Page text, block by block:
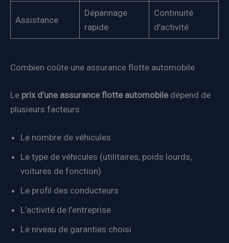
Assistance
Dépannage
rapide
Continuité
d’activité
Combien coûte une assurance flotte automobile
Le prix d’une assurance flotte automobiledépend de
plusieurs facteurs :
Le nombre de véhicules
Le type de véhicules (utilitaires, poids lourds,
voitures de fonction)
Le profil des conducteurs
L’activité de l’entreprise
Le niveau de garanties choisi